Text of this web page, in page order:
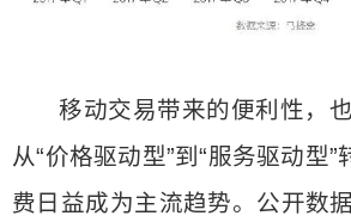
移动交易带来的便利性，
从“价格驱动型”到“服务驱动型”
费日益成为主流趋势。公开数